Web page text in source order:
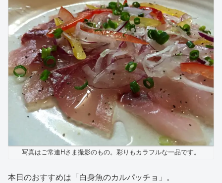
写真はご常連Hさま撮影のもの。彩りもカラフルな一品です。
本日のおすすめは「白身魚のカルパッチョ」。